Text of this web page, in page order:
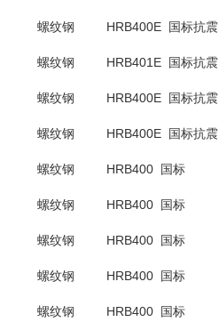
螺纹钢 HRB400E 国标抗震
螺纹钢 HRB401E 国标抗震
螺纹钢 HRB400E 国标抗震
螺纹钢 HRB400E 国标抗震
螺纹钢 HRB400 国标
螺纹钢 HRB400 国标
螺纹钢 HRB400 国标
螺纹钢 HRB400 国标
螺纹钢 HRB400 国标